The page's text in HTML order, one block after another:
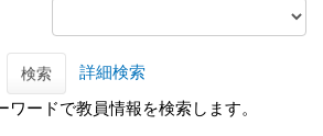
検索
詳細検索
ワードで教員情報を検索します。